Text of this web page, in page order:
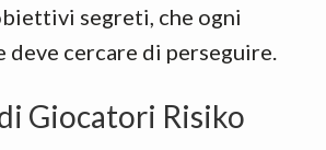
segreti, che ogni
deve cercare di perseguire.
Giocatori Risiko